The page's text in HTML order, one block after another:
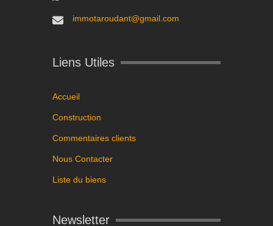
immotaroudant@gmail.com
Liens Utiles
Accueil
Construction
Commentaires clients
Nous Contacter
Liste du biens
Newsletter